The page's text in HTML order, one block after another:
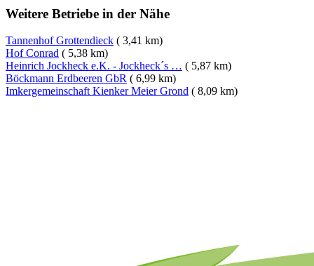
Weitere Betriebe in der Nähe
Tannenhof Grottendieck ( 3,41 km)
Hof Conrad ( 5,38 km)
Heinrich Jockheck e.K. - Jockheck´s … ( 5,87 km)
Böckmann Erdbeeren GbR ( 6,99 km)
Imkergemeinschaft Kienker Meier Grond ( 8,09 km)